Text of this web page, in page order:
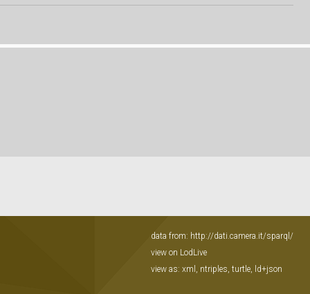
data from: http://dati.camera.it/sparql/
view on LodLive
view as: xml , ntriples, turtle, ld+json